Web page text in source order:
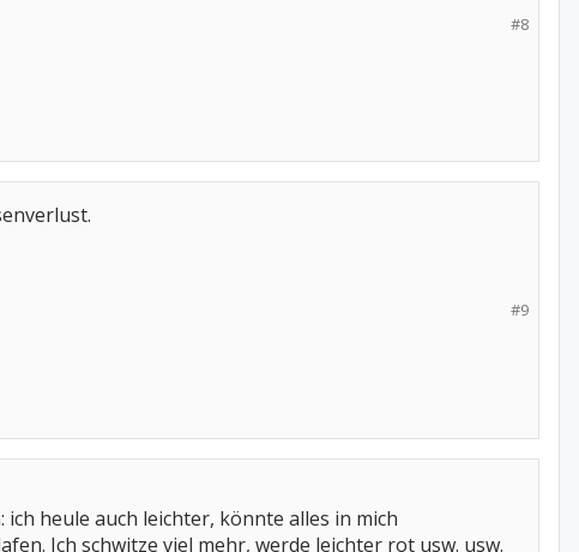
#8
#9
heule auch leichter, könnte alles in mich
Ich schwitze viel mehr, werde leichter rot usw. usw.